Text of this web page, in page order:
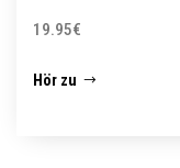
19.95€
Hör zu